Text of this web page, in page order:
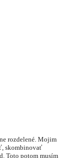
rozdelené. Mojim
skombinovať
Toto potom musím